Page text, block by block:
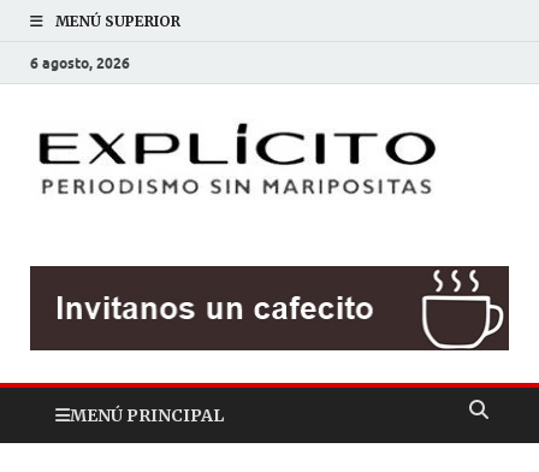
MENÚ SUPERIOR
6 agosto, 2026
MENÚ PRINCIPAL